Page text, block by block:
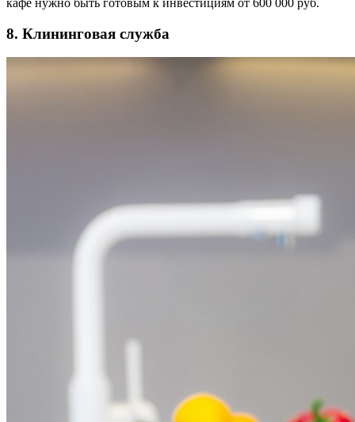
8. Клининговая служба